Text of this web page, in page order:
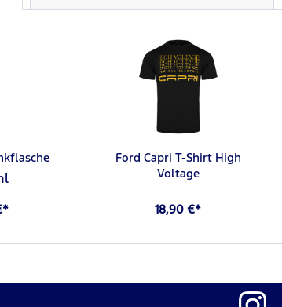
Ford Capri T-Shirt High
Voltage
18,90 €*